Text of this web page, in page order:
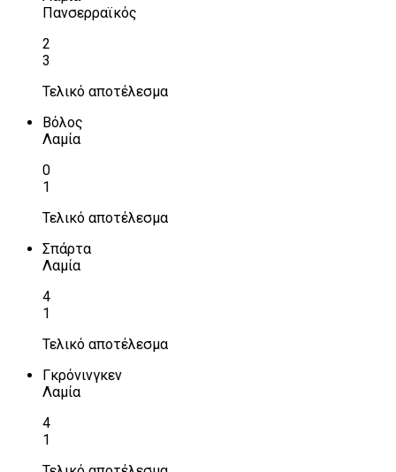
Πανσερραϊκός
2
3
Τελικό αποτέλεσμα
Βόλος
Λαμία
0
1
Τελικό αποτέλεσμα
Σπάρτα
Λαμία
4
1
Τελικό αποτέλεσμα
Γκρόνινγκεν
Λαμία
4
1